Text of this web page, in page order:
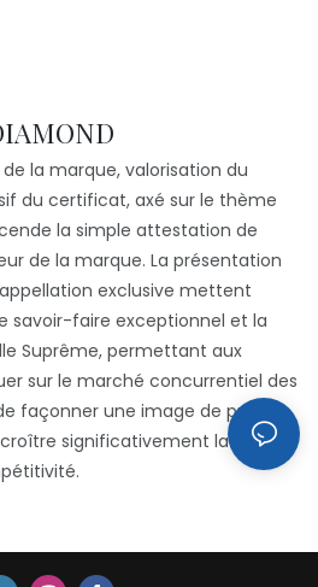
la marque, valorisation du
du certificat, axé sur le thème
la simple attestation de
de la marque. La présentation
exclusive mettent
savoir-faire exceptionnel et la
Suprême, permettant aux
sur le marché concurrentiel des
façonner une image de produit
significativement la valeur